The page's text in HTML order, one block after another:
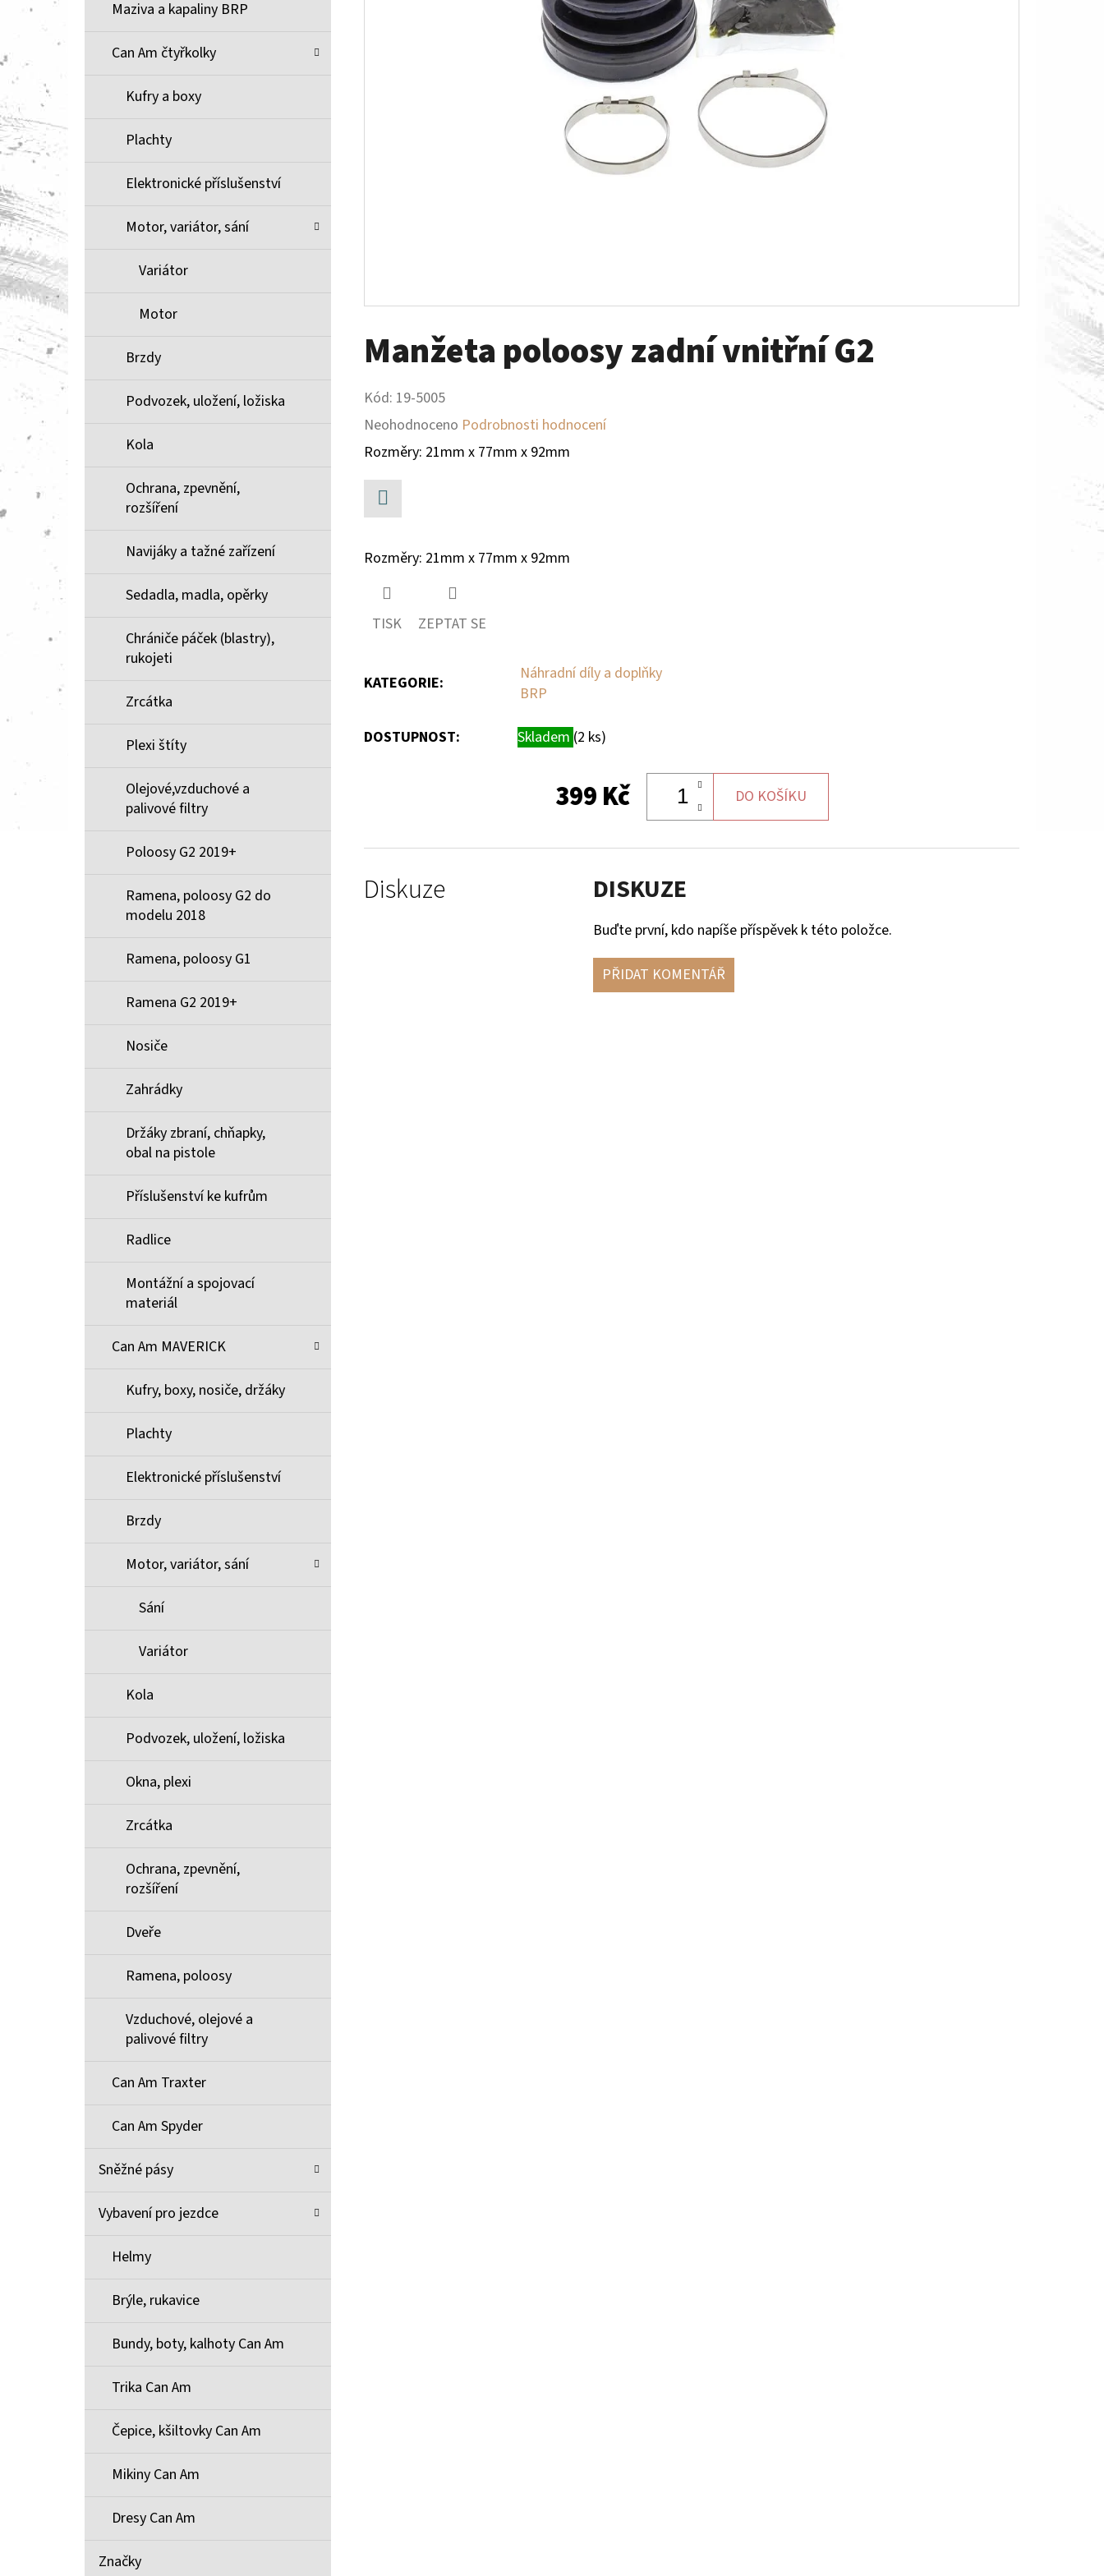
Maziva a kapaliny BRP
Can Am čtyřkolky
Kufry a boxy
Plachty
Elektronické příslušenství
Motor, variátor, sání
Variátor
Motor
Brzdy
Podvozek, uložení, ložiska
Kola
Ochrana, zpevnění,
rozšíření
Navijáky a tažné zařízení
Sedadla, madla, opěrky
Chrániče páček (blastry),
rukojeti
Zrcátka
Plexi štíty
Olejové,vzduchové a
palivové filtry
Poloosy G2 2019+
Ramena, poloosy G2 do
modelu 2018
Ramena, poloosy G1
Ramena G2 2019+
Nosiče
Zahrádky
Držáky zbraní, chňapky,
obal na pistole
Příslušenství ke kufrům
Radlice
Montážní a spojovací
materiál
Can Am MAVERICK
Kufry, boxy, nosiče, držáky
Plachty
Elektronické příslušenství
Brzdy
Motor, variátor, sání
Sání
Variátor
Kola
Podvozek, uložení, ložiska
Okna, plexi
Zrcátka
Ochrana, zpevnění,
rozšíření
Dveře
Ramena, poloosy
Vzduchové, olejové a
palivové filtry
Can Am Traxter
Can Am Spyder
Sněžné pásy
Vybavení pro jezdce
Helmy
Brýle, rukavice
Bundy, boty, kalhoty Can Am
Trika Can Am
Čepice, kšiltovky Can Am
Mikiny Can Am
Dresy Can Am
Značky
Manžeta poloosy zadní vnitřní G2
Kód: 19-5005
Průměrné
hodnocení
produktu
z
hvězdiček.
Neohodnoceno Podrobnosti hodnocení
Rozměry: 21mm x 77mm x 92mm
Rozměry: 21mm x 77mm x 92mm
TISK ZEPTAT SE
KATEGORIE:
Náhradní díly a doplňky
BRP
DOSTUPNOST: Skladem (2 ks)
399 Kč DO KOŠÍKU
Diskuze DISKUZE
Buďte první, kdo napíše příspěvek k této položce.
PŘIDAT KOMENTÁŘ
BRZDOVÉ DESTIČKY ZE SLINUTÉHO KOVU
1 100 Kč
PALIVOVÉ ČERPADLO S MĚŘÁKEM PALIVA CAN-
AM
10 900 Kč